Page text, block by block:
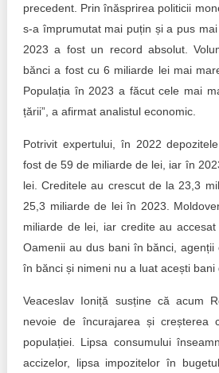
precedent. Prin înăsprirea politicii
s-a împrumutat mai puțin și a pus
2023 a fost un record absolut.
bănci a fost cu 6 miliarde lei mai
Populația în 2023 a făcut cele mai
țării”, a afirmat analistul economic.
Potrivit expertului, în 2022
fost de 59 de miliarde de lei, iar în
lei. Creditele au crescut de la 23,3
25,3 miliarde de lei în 2023.
miliarde de lei, iar credite au
Oamenii au dus bani în bănci,
în bănci și nimeni nu a luat acești bani
Veaceslav Ioniță susține că acum
nevoie de încurajarea și creșterea
populației. Lipsa consumului
accizelor, lipsa impozitelor în